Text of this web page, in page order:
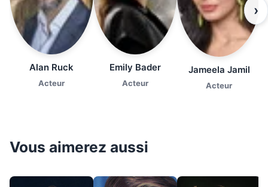
Alan Ruck
Acteur
Emily Bader
Acteur
Jameela Jamil
Acteur
›
Vous aimerez aussi